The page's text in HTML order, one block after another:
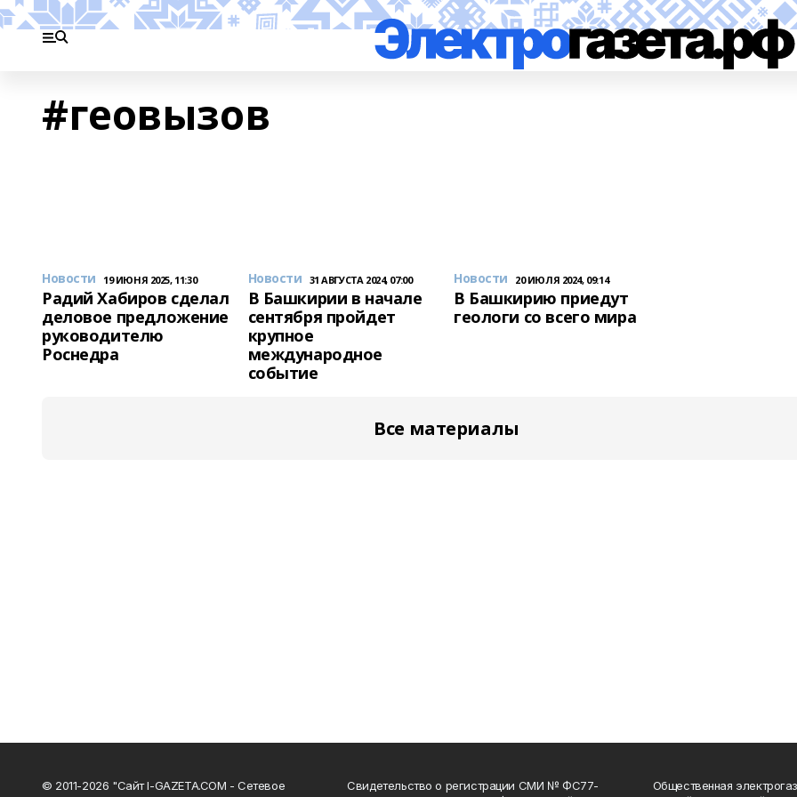
#геовызов
Новости 19 ИЮНЯ 2025, 11:30
Радий Хабиров сделал
деловое предложение
руководителю
Роснедра
Новости 31 АВГУСТА 2024, 07:00
В Башкирии в начале
сентября пройдет
крупное
международное
событие
Новости 20 ИЮЛЯ 2024, 09:14
В Башкирию приедут
геологи со всего мира
Все материалы
© 2011-2026 "Сайт I-GAZETA.COM - Сетевое
Свидетельство о регистрации СМИ № ФС77-
Общественная